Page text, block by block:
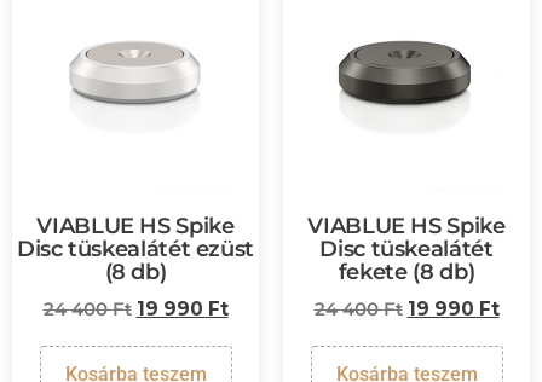
VIABLUE HS Spike
Disc tüskealátét ezüst
(8 db)
24 400Ft 19 990 Ft
Kosárba teszem
VIABLUE HS Spike
Disc tüskealátét
fekete (8 db)
24 400Ft 19 990 Ft
Kosárba teszem